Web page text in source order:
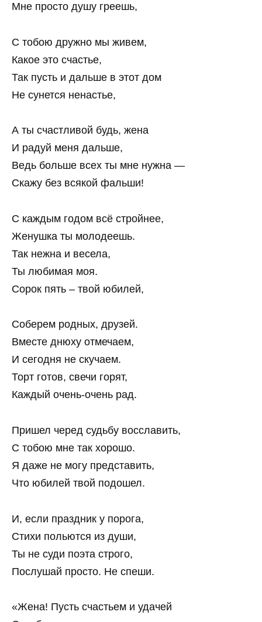
Мне просто душу греешь,
С тобою дружно мы живем,
Какое это счастье,
Так пусть и дальше в этот дом
Не сунется ненастье,
А ты счастливой будь, жена
И радуй меня дальше,
Ведь больше всех ты мне нужна —
Скажу без всякой фальши!
С каждым годом всё стройнее,
Женушка ты молодеешь.
Так нежна и весела,
Ты любимая моя.
Сорок пять – твой юбилей,
Соберем родных, друзей.
Вместе днюху отмечаем,
И сегодня не скучаем.
Торт готов, свечи горят,
Каждый очень-очень рад.
Пришел черед судьбу восславить,
С тобою мне так хорошо.
Я даже не могу представить,
Что юбилей твой подошел.
И, если праздник у порога,
Стихи польются из души,
Ты не суди поэта строго,
Послушай просто. Не спеши.
«Жена! Пусть счастьем и удачей